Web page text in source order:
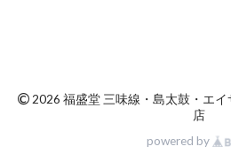
© 2026 福盛堂 三味線・島太鼓・エ
店
powered by